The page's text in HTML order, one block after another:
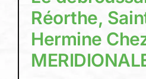
Réorthe,
Hermine